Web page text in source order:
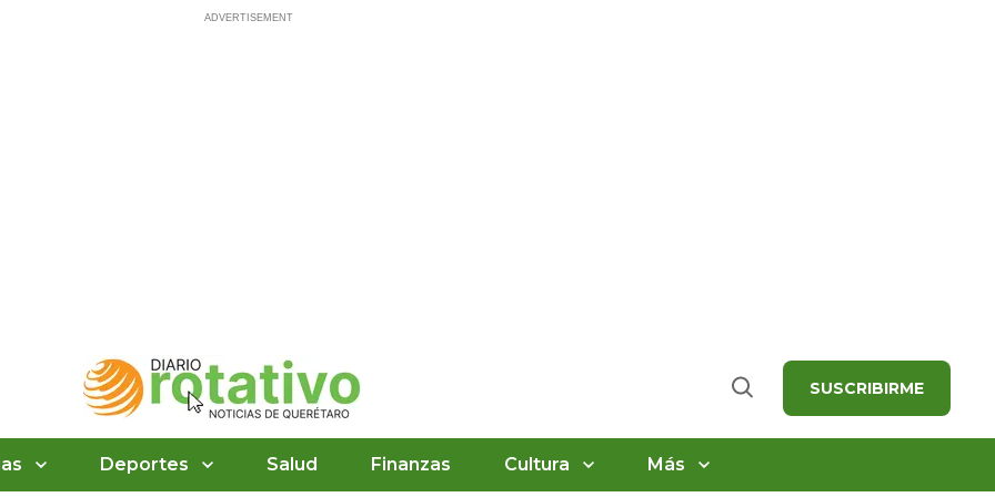
Buscar SUSCRIBIRME
Deportes Salud Finanzas Cultura Más